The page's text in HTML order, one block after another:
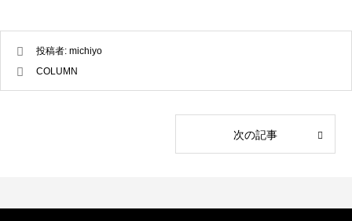
2023.12.21
投稿者: michiyo
COLUMN
次の記事